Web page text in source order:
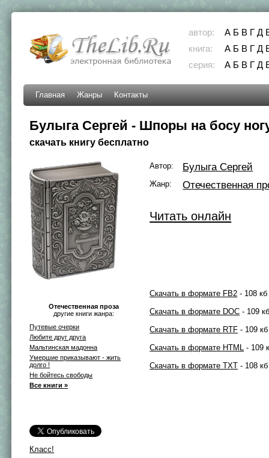
автор: А Б В Г Д
книга:
А Б В Г Д
серия:
А Б В Г Д
Главная Жанры Контакты
Булыга Сергей - Шпоры на босу
скачать книгу бесплатно
Отечественная проза
другие книги жанра:
Путевые очерки
Любите друг друга
Мальтинская мадонна
Умершие приказывают - жить
долго !
Не бойтесь свободы
Все книги »
Класс!
Автор: Булыга Сергей
Жанр: Отечественная
Читать онлайн
Скачать в формате FB2 - 108 кб
Скачать в формате DOC - 109
Скачать в формате RTF - 109 кб
Скачать в формате HTML - 109
Скачать в формате TXT - 108 кб